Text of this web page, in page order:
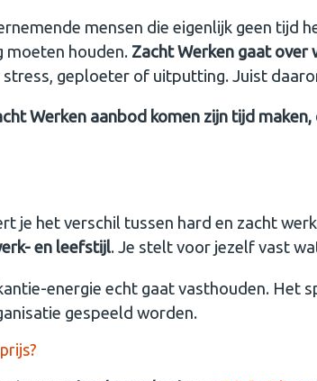
mensen die eigenlijk geen tijd
moeten houden. Zacht Werken gaat over
geploeter of uitputting. Juist
Werken aanbod komen zijn tijd
je het verschil tussen hard en zacht
en leefstijl. Je stelt voor jezelf vast
energie echt gaat vasthouden. Het
gespeeld worden.